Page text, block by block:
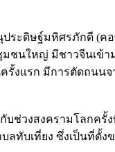
ระดิษฐ์มหิศรภักดี (
ชนใหญ่ มีชาวจีนเข้
งแรก มีการตัดถนน
บช่วงสงครามโลกค
ทับเที่ยง ซึ่งเป็นที่ตั้ง